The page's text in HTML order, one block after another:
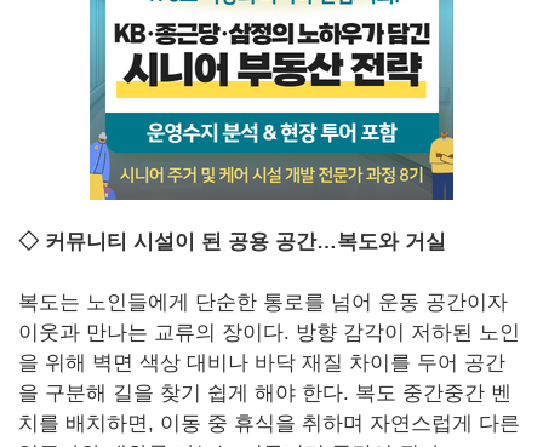
◇ 커뮤니티 시설이 된 공용 공간…복도와 거실
복도는 노인들에게 단순한 통로를 넘어 운동 공간이자
이웃과 만나는 교류의 장이다. 방향 감각이 저하된 노인
을 위해 벽면 색상 대비나 바닥 재질 차이를 두어 공간
을 구분해 길을 찾기 쉽게 해야 한다. 복도 중간중간 벤
치를 배치하면, 이동 중 휴식을 취하며 자연스럽게 다른